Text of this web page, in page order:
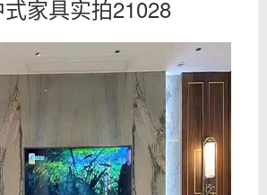
家具实拍21028